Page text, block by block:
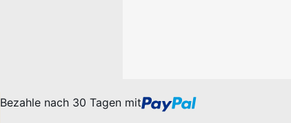
Bezahle nach 30 Tagen mit